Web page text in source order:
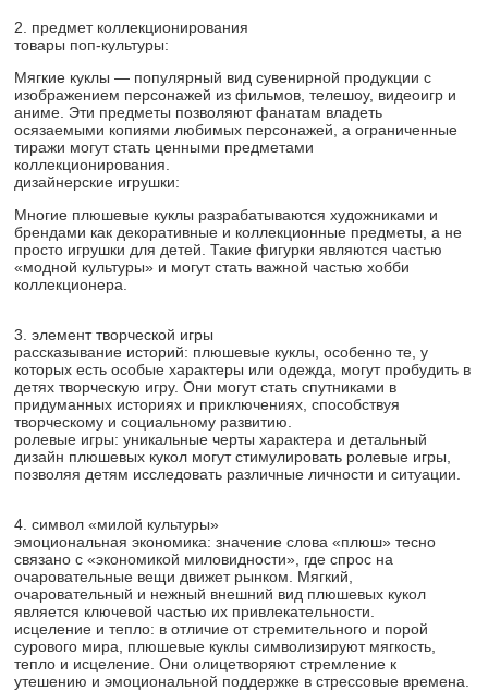
2. предмет коллекционирования
товары поп-культуры:
Мягкие куклы — популярный вид сувенирной продукции с
изображением персонажей из фильмов, телешоу, видеоигр и
аниме. Эти предметы позволяют фанатам владеть
осязаемыми копиями любимых персонажей, а ограниченные
тиражи могут стать ценными предметами
коллекционирования.
дизайнерские игрушки:
Многие плюшевые куклы разрабатываются художниками и
брендами как декоративные и коллекционные предметы, а не
просто игрушки для детей. Такие фигурки являются частью
«модной культуры» и могут стать важной частью хобби
коллекционера.
3. элемент творческой игры
рассказывание историй: плюшевые куклы, особенно те, у
которых есть особые характеры или одежда, могут пробудить в
детях творческую игру. Они могут стать спутниками в
придуманных историях и приключениях, способствуя
творческому и социальному развитию.
ролевые игры: уникальные черты характера и детальный
дизайн плюшевых кукол могут стимулировать ролевые игры,
позволяя детям исследовать различные личности и ситуации.
4. символ «милой культуры»
эмоциональная экономика: значение слова «плюш» тесно
связано с «экономикой миловидности», где спрос на
очаровательные вещи движет рынком. Мягкий,
очаровательный и нежный внешний вид плюшевых кукол
является ключевой частью их привлекательности.
исцеление и тепло: в отличие от стремительного и порой
сурового мира, плюшевые куклы символизируют мягкость,
тепло и исцеление. Они олицетворяют стремление к
утешению и эмоциональной поддержке в стрессовые времена.